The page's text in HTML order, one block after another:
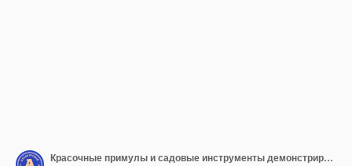
Красочные примулы и садовые инструменты демонстрируют весенние предметы, красиво изолированные на белом ПНГ